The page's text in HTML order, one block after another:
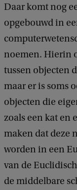
Daar komt nog
opgebouwd in
noemen. Hierin
tussen objecten
maar er is soms
objecten die
zoals een kat en
maken dat deze
worden in een
van de
de middelbare